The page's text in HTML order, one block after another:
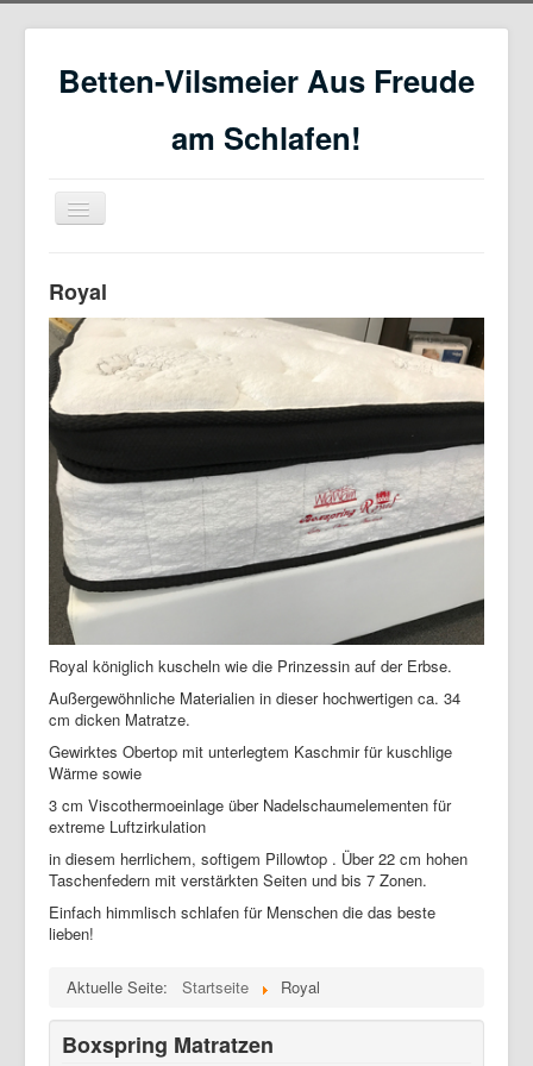
Betten-Vilsmeier Aus Freude
am Schlafen!
Navigation
an/aus
Service
WigWam Wasserbetten
Boxspring Matratzen
Gesunder Schlaf
Angebote
Online-Shop
Royal
Royal königlich kuscheln wie die Prinzessin auf der Erbse.
Außergewöhnliche Materialien in dieser hochwertigen ca. 34
cm dicken Matratze.
Gewirktes Obertop mit unterlegtem Kaschmir für kuschlige
Wärme sowie
3 cm Viscothermoeinlage über Nadelschaumelementen für
extreme Luftzirkulation
in diesem herrlichem, softigem Pillowtop . Über 22 cm hohen
Taschenfedern mit verstärkten Seiten und bis 7 Zonen.
Einfach himmlisch schlafen für Menschen die das beste
lieben!
Aktuelle Seite: Startseite Royal
Boxspring Matratzen